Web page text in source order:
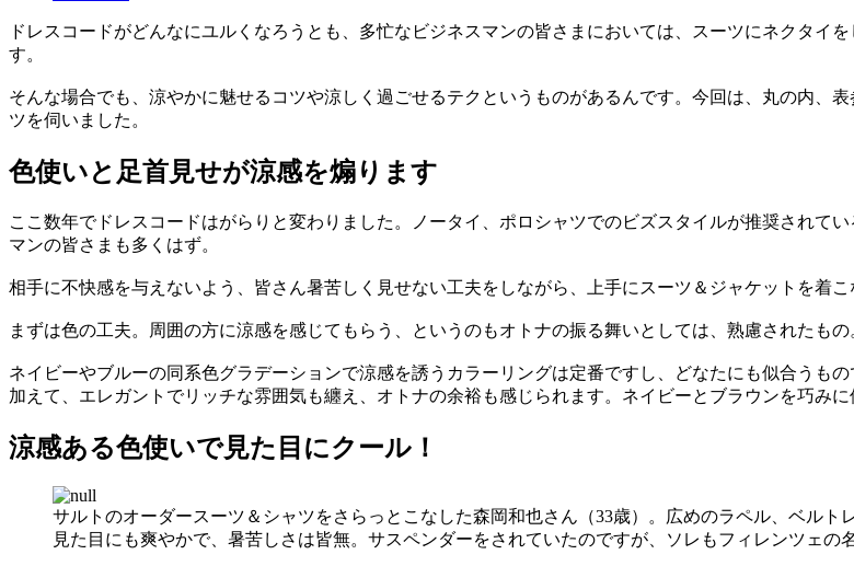
ドレスコードがどんなにユルくなろうとも、多忙なビジネスマンの皆さまにおいては、スーツにネクタイ
す。
そんな場合でも、涼やかに魅せるコツや涼しく過ごせるテクというものがあるんです。今回は、丸の内、
ツを伺いました。
色使いと足首見せが涼感を煽ります
ここ数年でドレスコードはがらりと変わりました。ノータイ、ポロシャツでのビズスタイルが推奨されて
マンの皆さまも多くはず。
相手に不快感を与えないよう、皆さん暑苦しく見せない工夫をしながら、上手にスーツ＆ジャケットを着こ
まずは色の工夫。周囲の方に涼感を感じてもらう、というのもオトナの振る舞いとしては、熟慮されたもの
ネイビーやブルーの同系色グラデーションで涼感を誘うカラーリングは定番ですし、どなたにも似合うも
加えて、エレガントでリッチな雰囲気も纏え、オトナの余裕も感じられます。ネイビーとブラウンを巧み
涼感ある色使いで見た目にクール！
サルトのオーダースーツ＆シャツをさらっとこなした森岡和也さん（33歳）。広めのラペル、ベル
見た目にも爽やかで、暑苦しさは皆無。サスペンダーをされていたのですが、ソレもフィレンツェの